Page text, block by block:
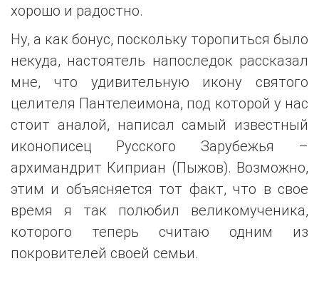
хорошо и радостно.
Ну, а как бонус, поскольку торопиться было
некуда, настоятель напоследок рассказал
мне, что удивительную икону святого
целителя Пантелеимона, под которой у нас
стоит аналой, написал самый известный
иконописец Русского Зарубежья –
архимандрит Киприан (Пыжов). Возможно,
этим и объясняется тот факт, что в свое
время я так полюбил великомученика,
которого теперь считаю одним из
покровителей своей семьи.